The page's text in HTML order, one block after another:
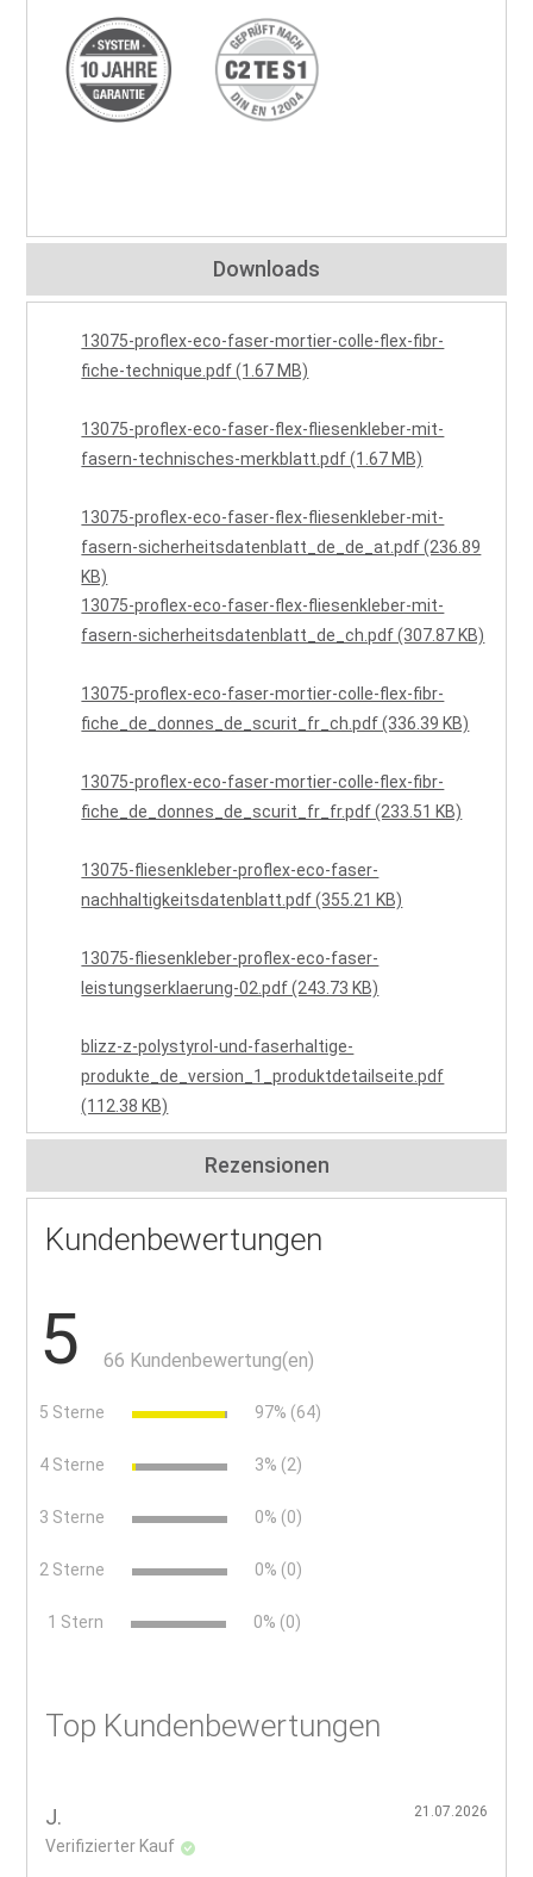
Downloads
13075-proflex-eco-faser-mortier-colle-flex-fibr-
fiche-technique.pdf (1.67 MB)
13075-proflex-eco-faser-flex-fliesenkleber-mit-
fasern-technisches-merkblatt.pdf (1.67 MB)
13075-proflex-eco-faser-flex-fliesenkleber-mit-
fasern-sicherheitsdatenblatt_de_de_at.pdf (236.89
KB)
13075-proflex-eco-faser-flex-fliesenkleber-mit-
fasern-sicherheitsdatenblatt_de_ch.pdf (307.87 KB)
13075-proflex-eco-faser-mortier-colle-flex-fibr-
fiche_de_donnes_de_scurit_fr_ch.pdf (336.39 KB)
13075-proflex-eco-faser-mortier-colle-flex-fibr-
fiche_de_donnes_de_scurit_fr_fr.pdf (233.51 KB)
13075-fliesenkleber-proflex-eco-faser-
nachhaltigkeitsdatenblatt.pdf (355.21 KB)
13075-fliesenkleber-proflex-eco-faser-
leistungserklaerung-02.pdf (243.73 KB)
blizz-z-polystyrol-und-faserhaltige-
produkte_de_version_1_produktdetailseite.pdf
(112.38 KB)
Rezensionen
Kundenbewertungen
5 66 Kundenbewertung(en)
5 Sterne 97% (64)
4 Sterne 3% (2)
3 Sterne 0% (0)
2 Sterne 0% (0)
1 Stern 0% (0)
Top Kundenbewertungen
J.
Verifizierter Kauf
21.07.2026